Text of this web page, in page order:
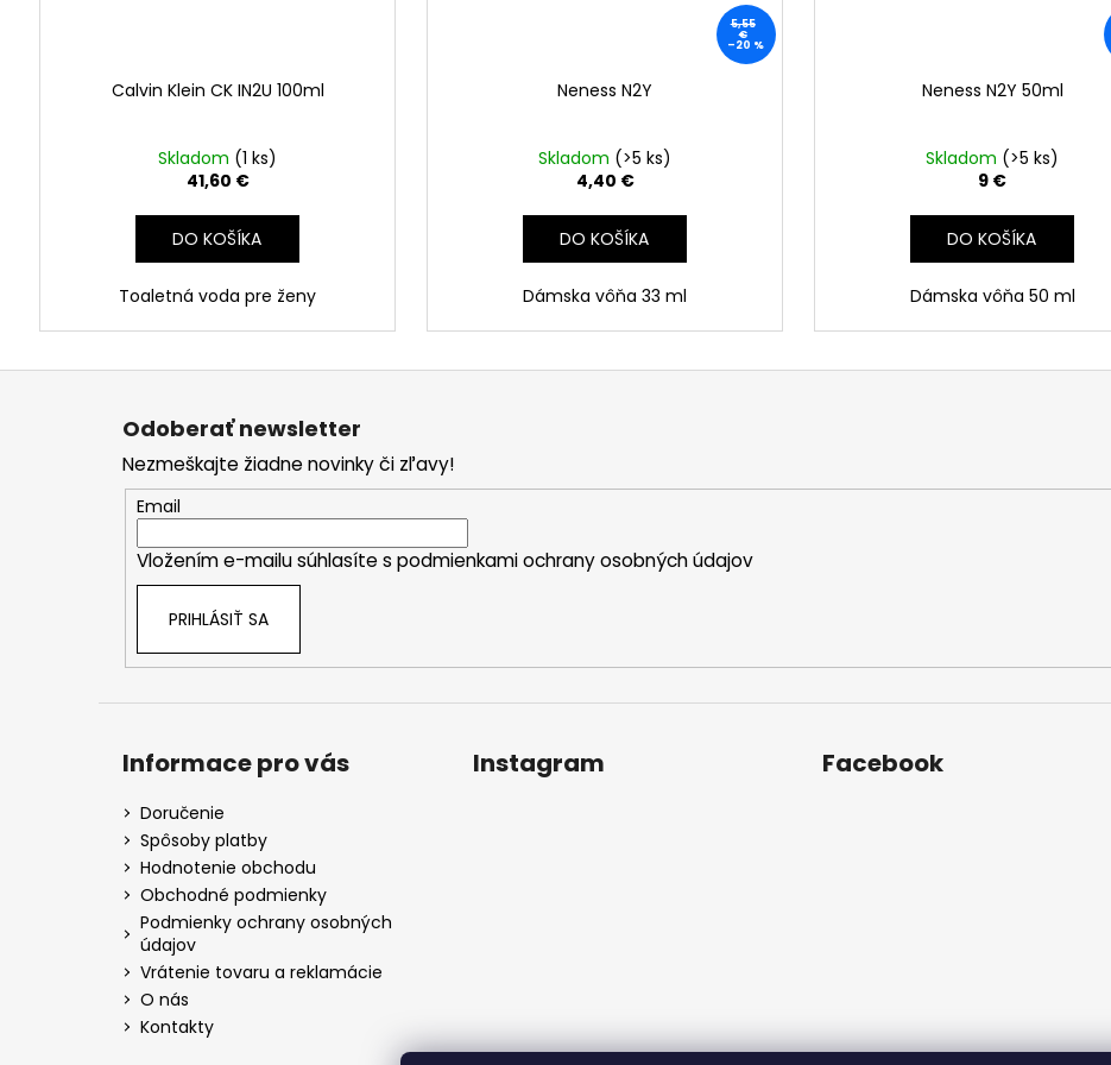
Calvin Klein CK IN2U 100ml
Skladom (1 ks)
41,60 €
DO KOŠÍKA
Toaletná voda pre ženy
5,55
€
–20 %
Neness N2Y
Skladom (>5 ks)
4,40 €
DO KOŠÍKA
Dámska vôňa 33 ml
Neness N2Y 50ml
Skladom (>5 ks)
9 €
DO KOŠÍKA
Dámska vôňa 50 ml
Odoberať newsletter
Nezmeškajte žiadne novinky či zľavy!
Email
Vložením e-mailu súhlasíte s podmienkami ochrany osobných údajov
PRIHLÁSIŤ SA
Informace pro vás
Doručenie
Spôsoby platby
Hodnotenie obchodu
Obchodné podmienky
Podmienky ochrany osobných
údajov
Vrátenie tovaru a reklamácie
O nás
Kontakty
Instagram Facebook